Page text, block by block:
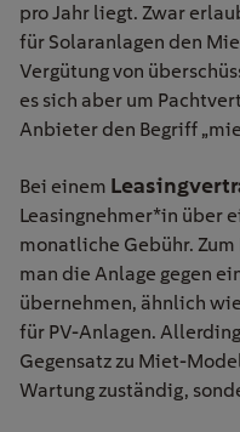
pro Jahr liegt. Zwar
für Solaranlagen den
Vergütung von
es sich aber um
Anbieter den Begriff
Bei einem
Leasingnehmer*in über
monatliche Gebühr.
man die Anlage gegen
übernehmen, ähnlich
für PV-Anlagen.
Gegensatz zu Miet-
Wartung zuständig,